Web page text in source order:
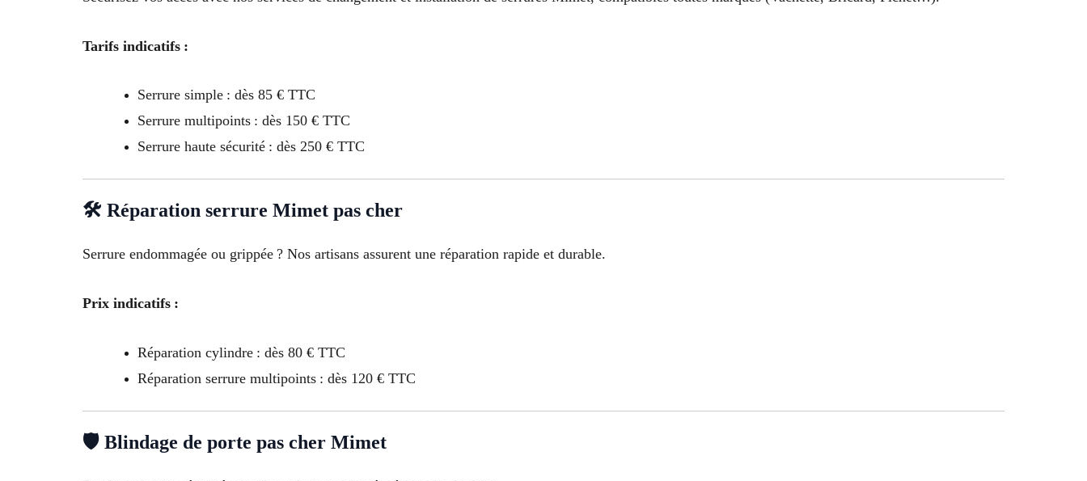
Tarifs indicatifs :
Serrure simple : dès 85 € TTC
Serrure multipoints : dès 150 € TTC
Serrure haute sécurité : dès 250 € TTC
🛠 Réparation serrure Mimet pas cher
Serrure endommagée ou grippée ? Nos artisans assurent une réparation rapide et durable.
Prix indicatifs :
Réparation cylindre : dès 80 € TTC
Réparation serrure multipoints : dès 120 € TTC
🛡 Blindage de porte pas cher Mimet